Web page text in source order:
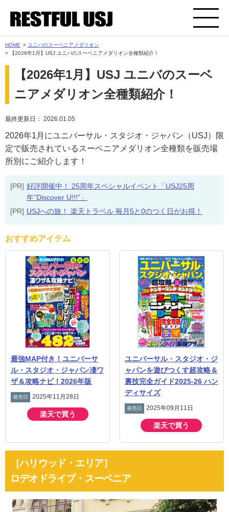
HOME > ユニバのスーベニアメダリオン
> 【2026年1月】USJ ユニバのスーベニアメダリオン全種類紹介！
【2026年1月】USJ ユニバのスーベ
ニアメダリオン全種類紹介！
最終更新日： 2026.01.05
2026年1月にユニバーサル・スタジオ・ジャパン（USJ）限
定で販売されているスーベニアメダリオン全種類を販売場
所別にご紹介します！
[PR] 好評開催中！ 25周年スペシャルイベント「USJ25周
年“Discover U!!!”」
[PR] USJへの旅！ 楽天トラベル 毎月5と0のつく日がお得！
おすすめアイテム
最強MAP付き！ユニバーサ
ル・スタジオ・ジャパン凄ワ
ザ＆攻略ナビ！2026年版
発売日 2025年11月28日
楽天で買う
ユニバーサル・スタジオ・ジ
ャパンを遊びつくす超攻略＆
裏技完全ガイド2025-26 ハン
ディサイズ
発売日 2025年09月11日
楽天で買う
［ハリウッド・エリア］
ロデオドライブ・スーベニア